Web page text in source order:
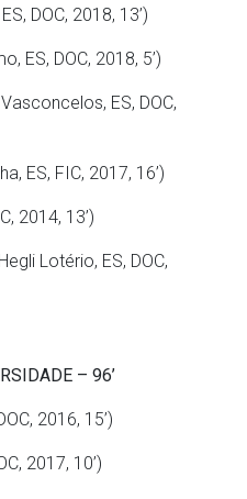
DOC, 2018, 13’)
ES, DOC, 2018, 5’)
ES, DOC,
ES, FIC, 2017, 16’)
2014, 13’)
Lotério, ES, DOC,
– 96’
2016, 15’)
2017, 10’)